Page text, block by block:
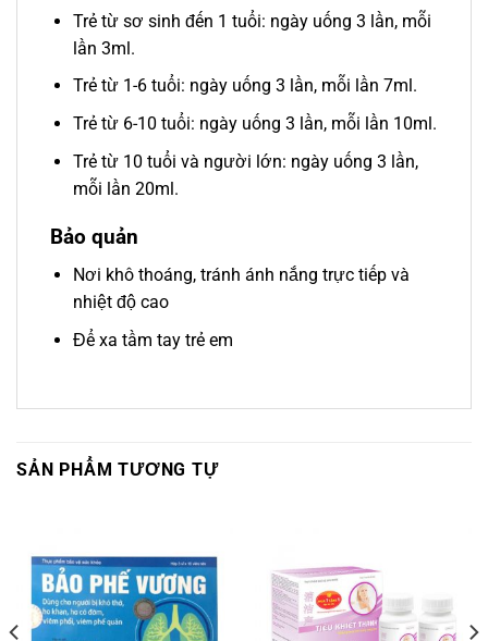
Trẻ từ sơ sinh đến 1 tuổi: ngày uống 3 lần, mỗi
lần 3ml.
Trẻ từ 1-6 tuổi: ngày uống 3 lần, mỗi lần 7ml.
Trẻ từ 6-10 tuổi: ngày uống 3 lần, mỗi lần 10ml.
Trẻ từ 10 tuổi và người lớn: ngày uống 3 lần,
mỗi lần 20ml.
Bảo quản
Nơi khô thoáng, tránh ánh nắng trực tiếp và
nhiệt độ cao
Để xa tầm tay trẻ em
SẢN PHẨM TƯƠNG TỰ